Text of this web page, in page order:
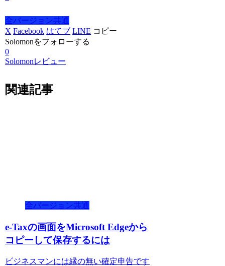
全バージョン共通
X Facebook はてブ LINE コピー
Solomonをフォローする
0
Solomonレビュー
関連記事
全バージョン共通
e-Taxの画面をMicrosoft Edgeから
コピーして保存するには
ビジネスマンには縁の無い確定申告です